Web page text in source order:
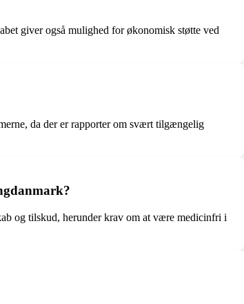
giver også mulighed for økonomisk støtte ved
da der er rapporter om svært tilgængelig
og tilskud, herunder krav om at være medicinfri i